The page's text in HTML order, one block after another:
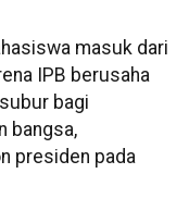
masuk dari
IPB berusaha
bagi
bangsa,
presiden pada